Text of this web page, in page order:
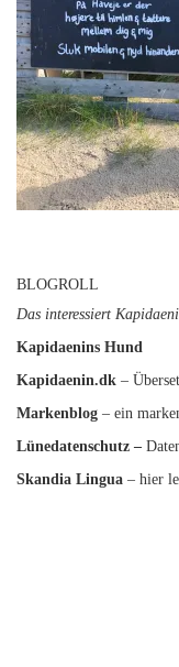
BLOGROLL
Das interessiert
Kapidaenins Hund
Kapidaenin.dk –
Markenblog – ein
Lünedatenschutz –
Skandia Lingua – hier